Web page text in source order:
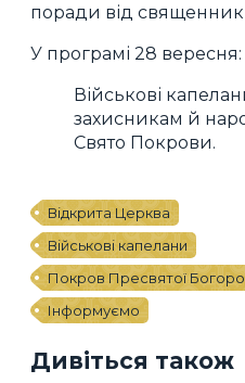
поради від
У програмі 28 вересня:
Військові
захисникам й
Свято Покрови.
Відкрита Церква
Військові капелани
Покров Пресвятої
Інформуємо
Дивіться також